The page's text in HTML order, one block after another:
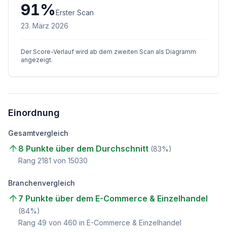
91%Erster Scan
23. März 2026
Der Score-Verlauf wird ab dem zweiten Scan als Diagramm
angezeigt.
Einordnung
Gesamtvergleich
8 Punkte über dem Durchschnitt (83%)
Rang 2181 von 15030
Branchenvergleich
7 Punkte über dem E-Commerce & Einzelhandel
(84%)
Rang 49 von 460 in E-Commerce & Einzelhandel